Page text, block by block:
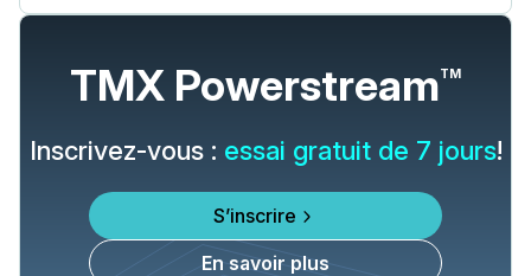
TMX PowerstreamTM
Inscrivez-vous : essai gratuit de 7 jours!
S’inscrire
En savoir plus